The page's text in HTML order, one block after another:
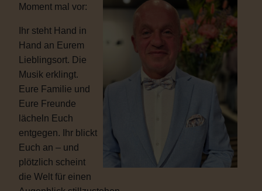
Moment mal vor:
Ihr steht Hand in
Hand an Eurem
Lieblingsort. Die
Musik erklingt.
Eure Familie und
Eure Freunde
lächeln Euch
entgegen. Ihr blickt
Euch an – und
plötzlich scheint
die Welt für einen